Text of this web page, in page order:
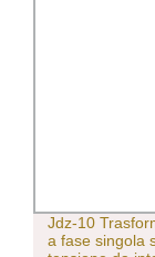
Jdz-10
a fase singola